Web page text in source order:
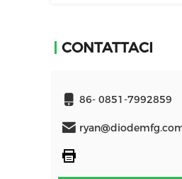
CONTATTACI
86- 0851-7992859